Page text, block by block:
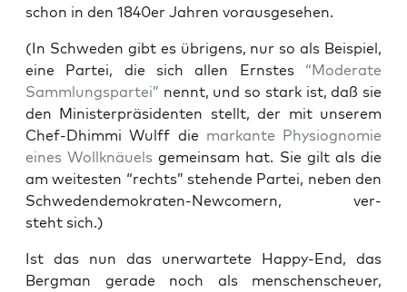
schon in den 1840er Jah­ren vorausgesehen.
(In Schwe­den gibt es übri­gens, nur so als Bei­spiel,
eine Par­tei, die sich allen Erns­tes “Mode­ra­te
Samm­lungs­par­tei” nennt, und so stark ist, daß sie
den Minis­ter­prä­si­den­ten stellt, der mit unse­rem
Chef-Dhim­mi Wulff die mar­kan­te Phy­sio­gno­mie
eines Woll­knäu­elsgemein­sam hat. Sie gilt als die
am wei­tes­ten “rechts” ste­hen­de Par­tei, neben den
Schwe­den­de­mo­kra­ten-New­co­mern, ver­
steht sich.)
Ist das nun das uner­war­te­te Hap­py-End, das
Berg­man gera­de noch als men­schen­scheu­er,